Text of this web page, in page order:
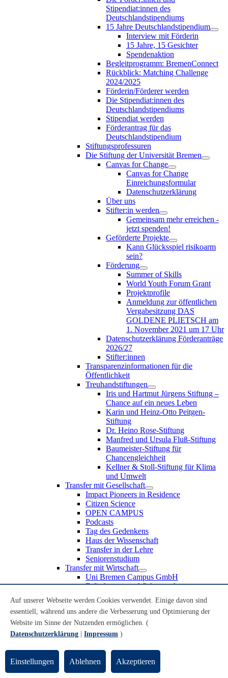
Stipendiat:innen des
Deutschlandstipendiums
15 Jahre Deutschlandstipendium
Interview mit Förderin
15 Jahre, 15 Gesichter
Spendenaktion
Begleitprogramm: BremenConnect
Rückblick: Matching Challenge
2024/2025
Förderin/Förderer werden
Die Stipendiat:innen des
Deutschlandstipendiums
Stipendiat werden
Förderantrag für das
Deutschlandstipendium
Stiftungsprofessuren
Die Stiftung der Universität Bremen
Canvas for Change
Canvas for Change
Einreichungsformular
Datenschutzerklärung
Über uns
Stifter:in werden
Gemeinsam mehr erreichen -
jetzt spenden!
Geförderte Projekte
Kann Glücksspiel risikoarm
sein?
Förderung
Summer of Skills
World Youth Forum Grant
Projektprofile
Anmeldung zur öffentlichen
Vergabesitzung DAS
GOLDENE PLIETSCH am
1. November 2021 um 17 Uhr
Datenschutzerklärung Förderanträge
2026/27
Stifter:innen
Transparenzinformationen für die
Öffentlichkeit
Treuhandstiftungen
Iris und Hartmut Jürgens Stiftung –
Chance auf ein neues Leben
Karin und Heinz-Otto Peitgen-
Stiftung
Dr. Heino Rose-Stiftung
Manfred und Ursula Fluß-Stiftung
Baumeister-Stiftung für
Chancengleichheit
Kellner & Stoll-Stiftung für Klima
und Umwelt
Transfer mit Gesellschaft
Impact Pioneers in Residence
Citizen Science
OPEN CAMPUS
Podcasts
Tag des Gedenkens
Haus der Wissenschaft
Transfer in der Lehre
Seniorenstudium
Transfer mit Wirtschaft
Uni Bremen Campus GmbH
Erfindungen und Schutzrechte
Recruiting an der Universität Bremen
Weiterbildung an der Universität Bremen
Transfer mit Schule
Schülerinnen und Schüler
Schulklassen
Lehrkräfte
Gründungsunterstützung
Auf unserer Webseite werden Cookies verwendet. Einige davon sind
essentiell, während uns andere die Verbesserung und Optimierung der
Website im Sinne der Nutzenden ermöglichen. (
Datenschutzerklärung
Impressum )
Einstellungen Ablehnen Akzeptieren